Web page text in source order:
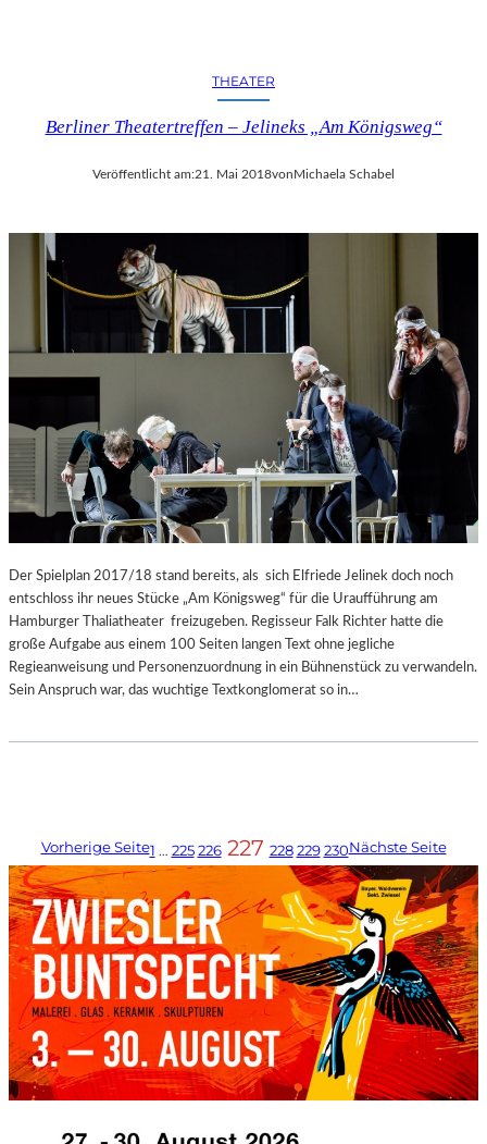
THEATER
Berliner Theatertreffen – Jelineks „Am Königsweg“
Veröffentlicht am:21. Mai 2018vonMichaela Schabel
Der Spielplan 2017/18 stand bereits, als sich Elfriede Jelinek doch noch
entschloss ihr neues Stücke „Am Königsweg“ für die Uraufführung am
Hamburger Thaliatheater freizugeben. Regisseur Falk Richter hatte die
große Aufgabe aus einem 100 Seiten langen Text ohne jegliche
Regieanweisung und Personenzuordnung in ein Bühnenstück zu verwandeln.
Sein Anspruch war, das wuchtige Textkonglomerat so in…
Vorherige Seite1 … 225 226 227 228 229 230Nächste Seite